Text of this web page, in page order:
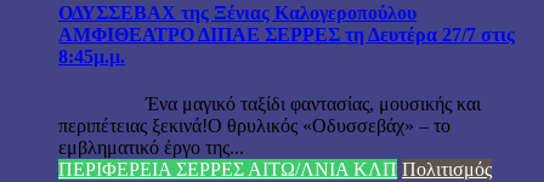
ΟΔΥΣΣΕΒΑΧ της Ξένιας Καλογεροπούλου
ΑΜΦΙΘΕΑΤΡΟ ΔΙΠΑΕ ΣΕΡΡΕΣ τη Δευτέρα 27/7 στις
8:45μ.μ.
Ένα μαγικό ταξίδι φαντασίας, μουσικής και
περιπέτειας ξεκινά!Ο θρυλικός «Οδυσσεβάχ» – το
εμβληματικό έργο της...
ΠΕΡΙΦΕΡΕΙΑ ΣΕΡΡΕΣ ΑΙΤΩ/ΛΝΙΑ ΚΛΠ Πολιτισμός